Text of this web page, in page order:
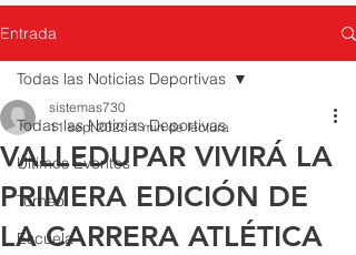
Entrada
Todas las Noticias Deportivas
Últimos Eventos
Torneo
Escuela
Todas las Noticias Deportivas
VALLEDUPAR VIVIRÁ LA
PRIMERA EDICIÓN DE
LA CARRERA ATLÉTICA
sistemas730
11 sept 2025 1 min de lectura